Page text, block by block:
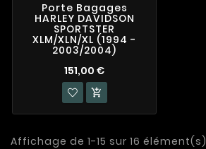
Porte Bagages
HARLEY DAVIDSON
SPORTSTER
XLM/XLN/XL (1994 -
2003/2004)
151,00 €

Affichage de 1-15 sur 16 élément(s)